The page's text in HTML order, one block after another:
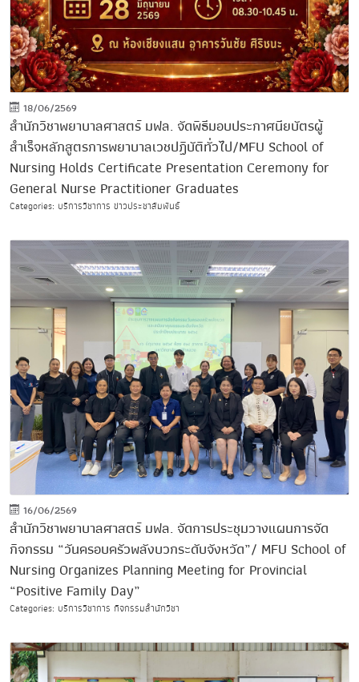
18/06/2569
สำนักวิชาพยาบาลศาสตร์ มฟล. จัดพิธีมอบประกาศนียบัตรผู้
สำเร็จหลักสูตรการพยาบาลเวชปฏิบัติทั่วไป/MFU School of
Nursing Holds Certificate Presentation Ceremony for
General Nurse Practitioner Graduates
Categories: บริการวิชาการ ข่าวประชาสัมพันธ์
16/06/2569
สำนักวิชาพยาบาลศาสตร์ มฟล. จัดการประชุมวางแผนการจัด
กิจกรรม “วันครอบครัวพลังบวกระดับจังหวัด”/ MFU School of
Nursing Organizes Planning Meeting for Provincial
“Positive Family Day”
Categories: บริการวิชาการ กิจกรรมสำนักวิชา